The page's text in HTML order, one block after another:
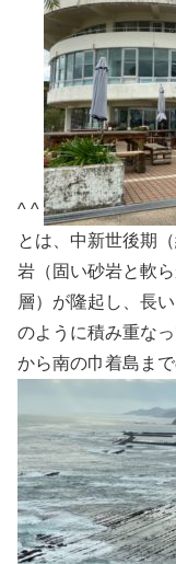
^ ^
とは、中新世後期
岩（固い砂岩と軟
層）が隆起し、長
のように積み重な
から南の巾着島ま